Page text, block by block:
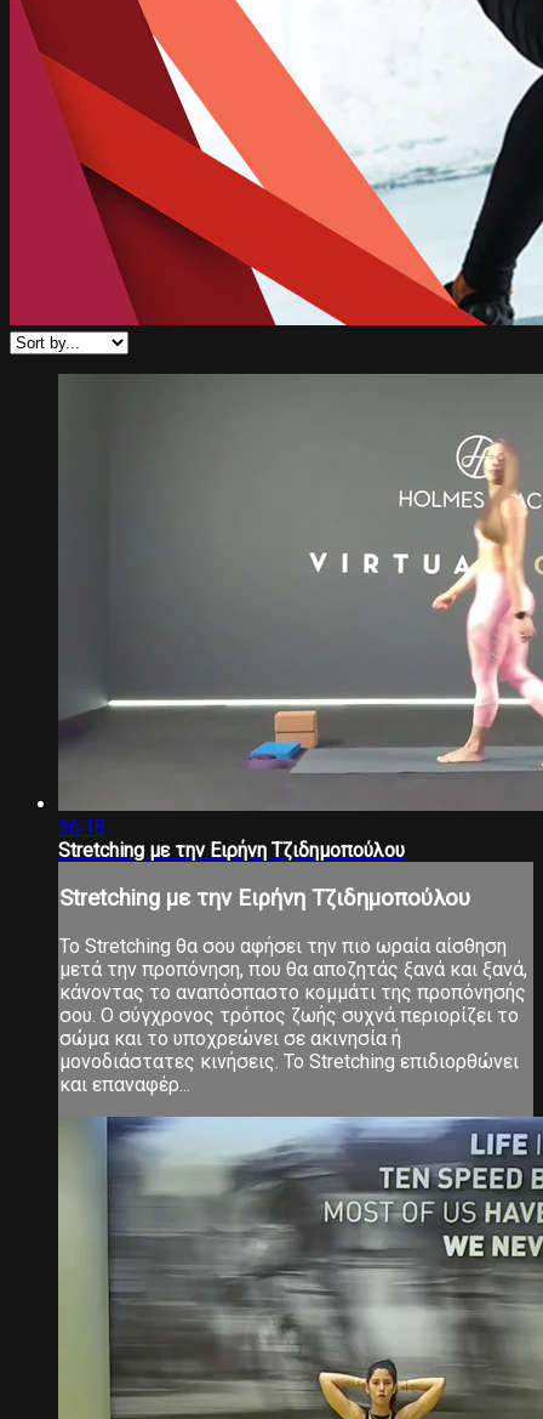
36:18
Stretching με την Ειρήνη Τζιδημοπούλου
Stretching με την Ειρήνη Τζιδημοπούλου
Το Stretching θα σου αφήσει την πιο ωραία αίσθηση
μετά την προπόνηση, που θα αποζητάς ξανά και ξανά,
κάνοντας το αναπόσπαστο κομμάτι της προπόνησής
σου. Ο σύγχρονος τρόπος ζωής συχνά περιορίζει το
σώμα και το υποχρεώνει σε ακινησία ή
μονοδιάστατες κινήσεις. Το Stretching επιδιορθώνει
και επαναφέρ...